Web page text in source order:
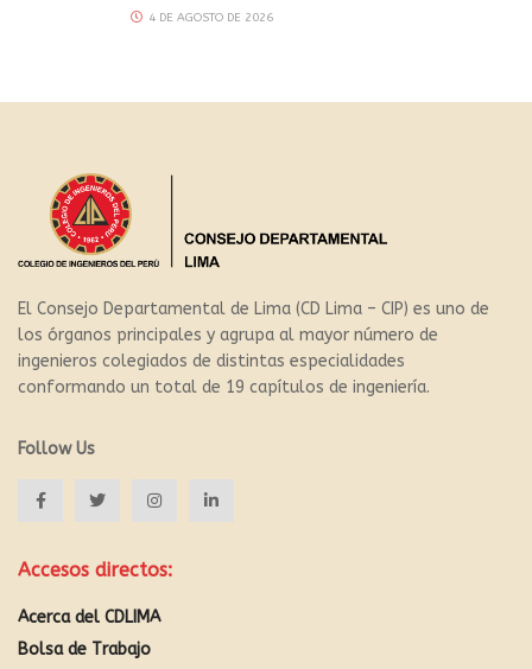
4 DE AGOSTO DE 2026
El Consejo Departamental de Lima (CD Lima – CIP) es uno de
los órganos principales y agrupa al mayor número de
ingenieros colegiados de distintas especialidades
conformando un total de 19 capítulos de ingeniería.
Follow Us
Accesos directos:
Acerca del CDLIMA
Bolsa de Trabajo